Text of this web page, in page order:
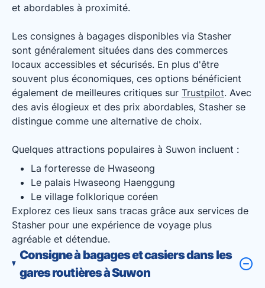
et abordables à proximité.
Les consignes à bagages disponibles via Stasher
sont généralement situées dans des commerces
locaux accessibles et sécurisés. En plus d'être
souvent plus économiques, ces options bénéficient
également de meilleures critiques sur Trustpilot. Avec
des avis élogieux et des prix abordables, Stasher se
distingue comme une alternative de choix.
Quelques attractions populaires à Suwon incluent :
La forteresse de Hwaseong
Le palais Hwaseong Haenggung
Le village folklorique coréen
Explorez ces lieux sans tracas grâce aux services de
Stasher pour une expérience de voyage plus
agréable et détendue.
Consigne à bagages et casiers dans les
gares routières à Suwon